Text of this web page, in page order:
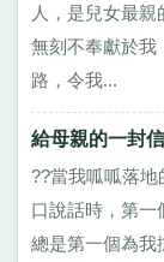
人，是兒女最
無刻不奉獻於我
路，令我...
給母親的一封
??當我呱呱落
口說話時，第一
總是第一個為